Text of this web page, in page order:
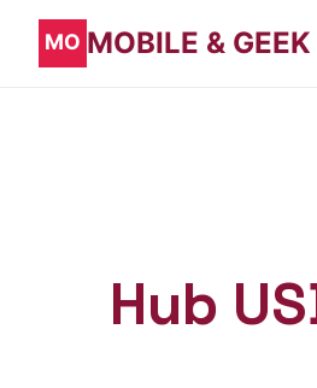
MOBILE & GEEK
Hub